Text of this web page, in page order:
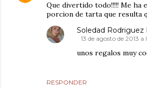
Que divertido todo!!!!! Me ha
porcion de tarta que resulta
RESPONDER
Soledad Rodriguez
13 de agosto de 2013 a
unos regalos muy